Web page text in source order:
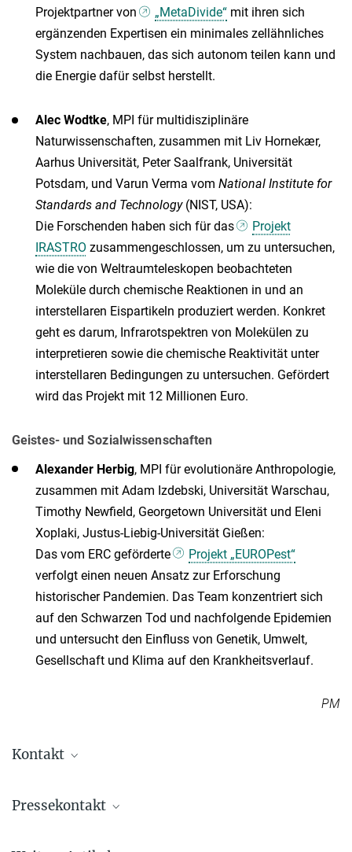
Projektpartner von
„MetaDivide“ mit ihren sich
ergänzenden Expertisen ein minimales zellähnliches
System nachbauen, das sich autonom teilen kann und
die Energie dafür selbst herstellt.
Alec Wodtke, MPI für multidisziplinäre
Naturwissenschaften, zusammen mit Liv Hornekær,
Aarhus Universität, Peter Saalfrank, Universität
Potsdam, und Varun Verma vom National Institute for
Standards and Technology(NIST, USA):
Die Forschenden haben sich für das
Projekt
IRASTRO zusammengeschlossen, um zu untersuchen,
wie die von Weltraumteleskopen beobachteten
Moleküle durch chemische Reaktionen in und an
interstellaren Eispartikeln produziert werden. Konkret
geht es darum, Infrarotspektren von Molekülen zu
interpretieren sowie die chemische Reaktivität unter
interstellaren Bedingungen zu untersuchen. Gefördert
wird das Projekt mit 12 Millionen Euro.
Geistes- und Sozialwissenschaften
Alexander Herbig, MPI für evolutionäre Anthropologie,
zusammen mit Adam Izdebski, Universität Warschau,
Timothy Newfield, Georgetown Universität und Eleni
Xoplaki, Justus-Liebig-Universität Gießen:
Das vom ERC geförderte
Projekt „EUROPest“
verfolgt einen neuen Ansatz zur Erforschung
historischer Pandemien. Das Team konzentriert sich
auf den Schwarzen Tod und nachfolgende Epidemien
und untersucht den Einfluss von Genetik, Umwelt,
Gesellschaft und Klima auf den Krankheitsverlauf.
PM
Kontakt
Leitung Büro Brüssel
anna.cattani-scholz@...
Pressekontakt